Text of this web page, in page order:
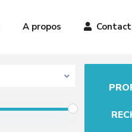
A propos
Contact